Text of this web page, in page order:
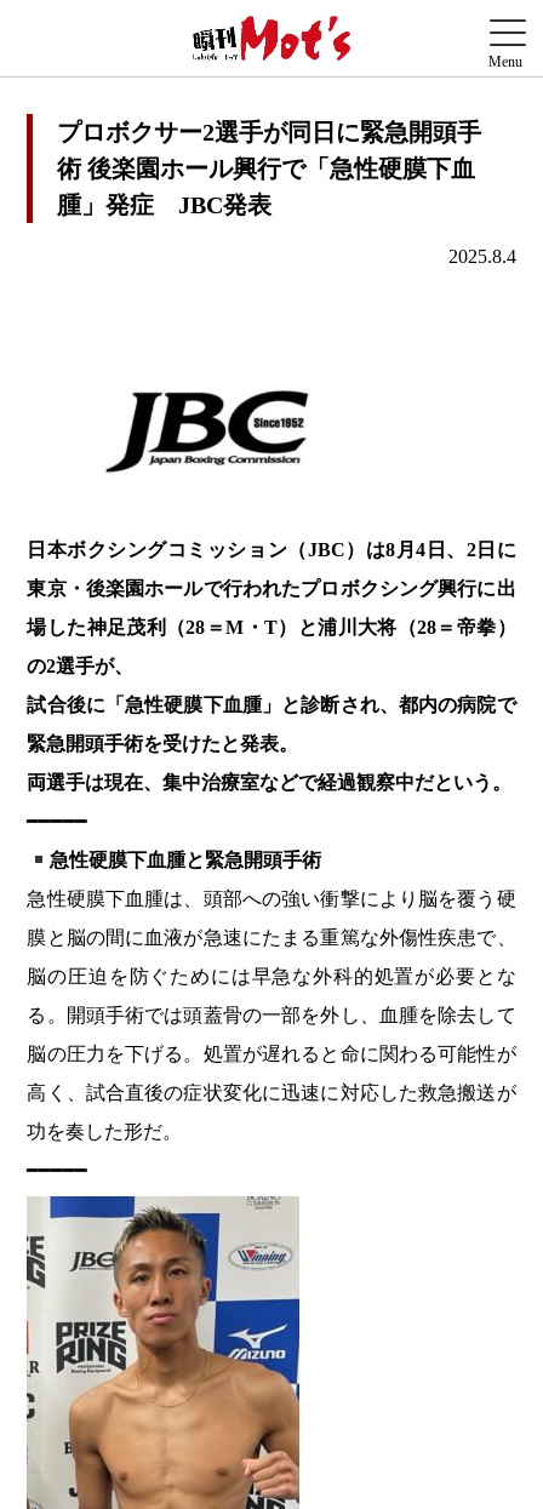
プロボクサー2選手が同日に緊急開頭手
術 後楽園ホール興行で「急性硬膜下血
腫」発症 JBC発表
2025.8.4
日本ボクシングコミッション（JBC）は8月4日、2日に
東京・後楽園ホールで行われたプロボクシング興行に出
場した神足茂利（28＝M・T）と浦川大将（28＝帝拳）
の2選手が、
試合後に「急性硬膜下血腫」と診断され、都内の病院で
緊急開頭手術を受けたと発表。
両選手は現在、集中治療室などで経過観察中だという。
━━━━━
急性硬膜下血腫と緊急開頭手術
急性硬膜下血腫は、頭部への強い衝撃により脳を覆う硬
膜と脳の間に血液が急速にたまる重篤な外傷性疾患で、
脳の圧迫を防ぐためには早急な外科的処置が必要とな
る。開頭手術では頭蓋骨の一部を外し、血腫を除去して
脳の圧力を下げる。処置が遅れると命に関わる可能性が
高く、試合直後の症状変化に迅速に対応した救急搬送が
功を奏した形だ。
━━━━━